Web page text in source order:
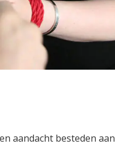
aandacht besteden aan